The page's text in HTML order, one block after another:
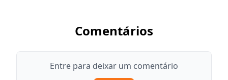
Comentários
Entre para deixar um comentário